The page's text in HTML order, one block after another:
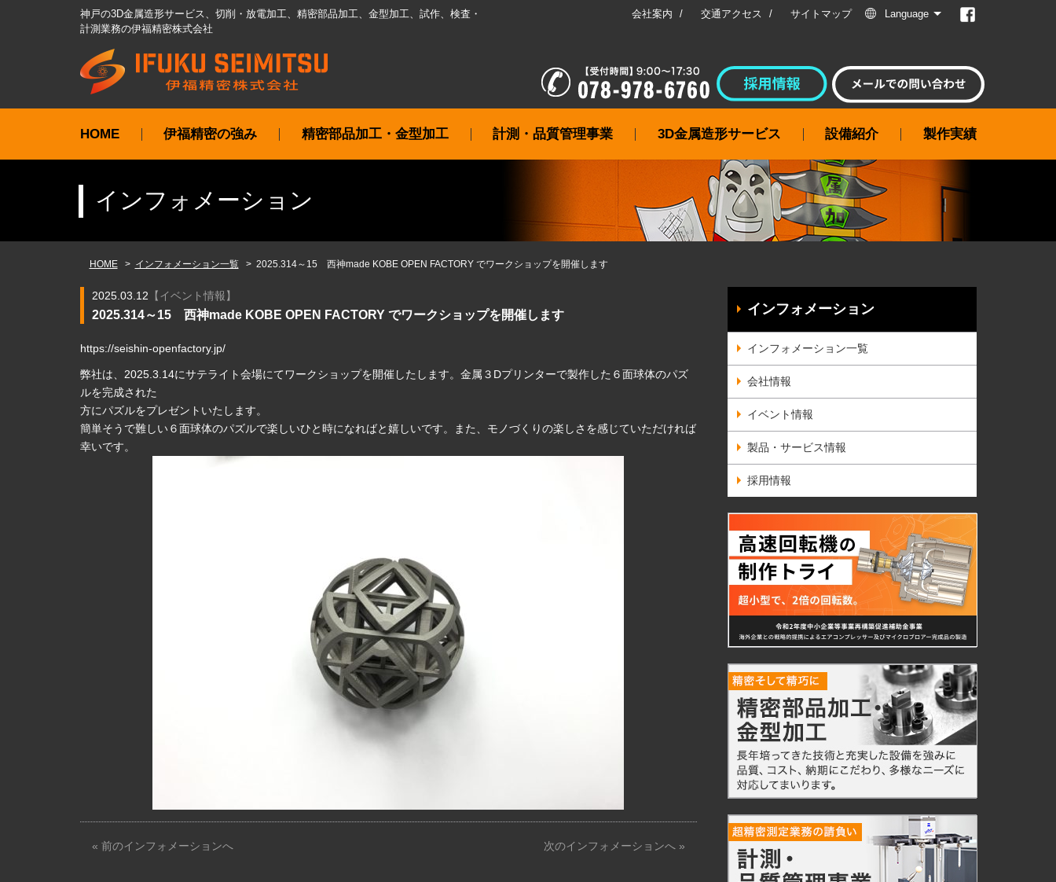
神戸の3D金属造形サービス、切削・放電加工、精密部品加工、金型加工、試作、検査・
計測業務の伊福精密株式会社
会社案内 交通アクセス サイトマップ Language
HOME 伊福精密の強み 精密部品加工・金型加工 計測・品質管理事業 3D金属造形サービス 設備紹介 製作実績
インフォメーション
HOME インフォメーション一覧 2025.314～15 西神made KOBE OPEN FACTORY でワークショップを開催します
2025.03.12 【イベント情報】
2025.314～15 西神made KOBE OPEN FACTORY でワークショップを開催します
https://seishin-openfactory.jp/
弊社は、2025.3.14にサテライト会場にてワークショップを開催したします。金属３Dプリンターで製作した６面球体のパズ
ルを完成された
方にパズルをプレゼントいたします。
簡単そうで難しい６面球体のパズルで楽しいひと時になればと嬉しいです。また、モノづくりの楽しさを感じていただければ
幸いです。
« 前のインフォメーションへ 次のインフォメーションへ »
インフォメーション
インフォメーション一覧
会社情報
イベント情報
製品・サービス情報
採用情報